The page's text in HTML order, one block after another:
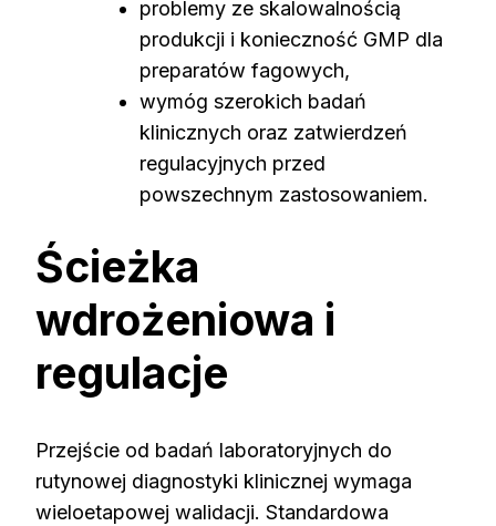
problemy ze skalowalnością
produkcji i konieczność GMP dla
preparatów fagowych,
wymóg szerokich badań
klinicznych oraz zatwierdzeń
regulacyjnych przed
powszechnym zastosowaniem.
Ścieżka
wdrożeniowa i
regulacje
Przejście od badań laboratoryjnych do
rutynowej diagnostyki klinicznej wymaga
wieloetapowej walidacji. Standardowa